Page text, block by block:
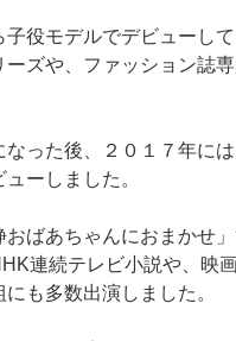
役モデルでデビューし
ズや、ファッション誌
った後、２０１７年に
ーしました。
おばあちゃんにおまかせ
連続テレビ小説や、映
も多数出演しました。